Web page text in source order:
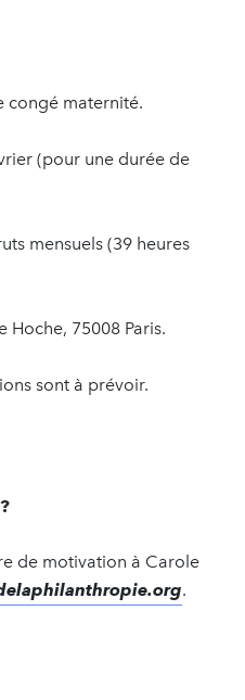
congé maternité.
(pour une durée de
mensuels (39 heures
Hoche, 75008 Paris.
sont à prévoir.
de motivation à Carole
.